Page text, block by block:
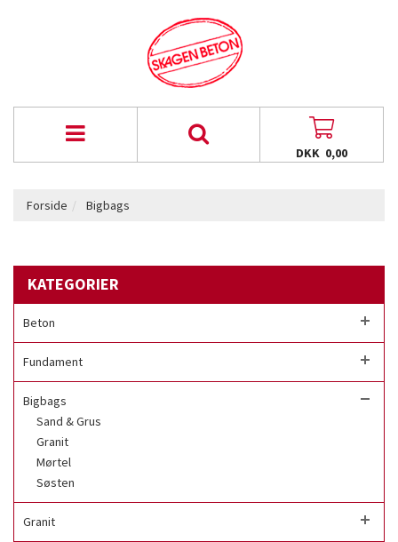
DKK 0,00
Forside Bigbags
KATEGORIER
Beton
Fundament
Bigbags
Sand & Grus
Granit
Mørtel
Søsten
Granit